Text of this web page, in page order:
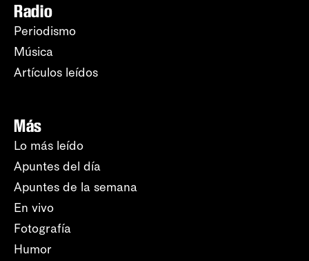
Radio
Periodismo
Música
Artículos leídos
Más
Lo más leído
Apuntes del día
Apuntes de la semana
En vivo
Fotografía
Humor